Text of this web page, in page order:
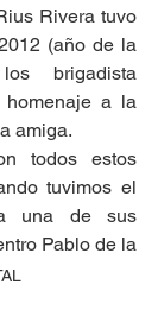
(año de la
brigadista
a la
amiga.
tuvimos el
una de sus
Pablo de la